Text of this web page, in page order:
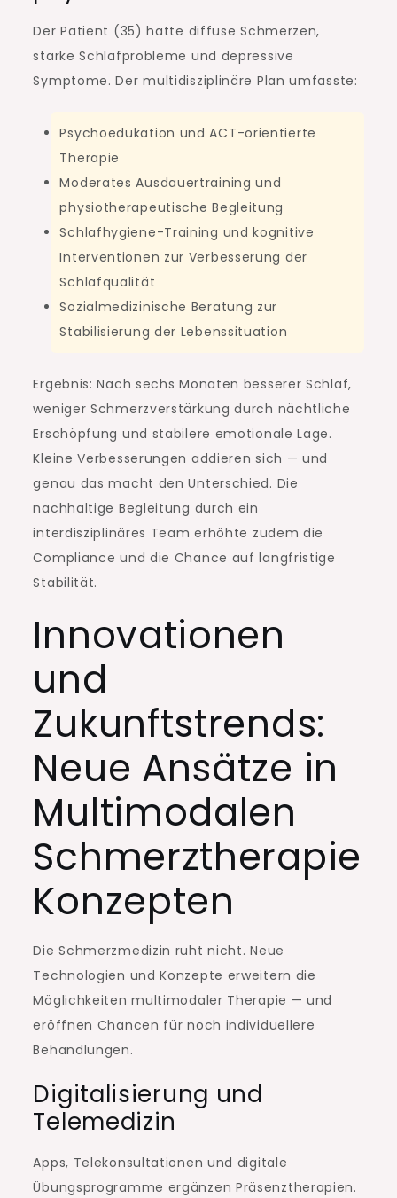
Der Patient (35) hatte diffuse Schmerzen,
starke Schlafprobleme und depressive
Symptome. Der multidisziplinäre Plan umfasste:
Psychoedukation und ACT-orientierte
Therapie
Moderates Ausdauertraining und
physiotherapeutische Begleitung
Schlafhygiene-Training und kognitive
Interventionen zur Verbesserung der
Schlafqualität
Sozialmedizinische Beratung zur
Stabilisierung der Lebenssituation
Ergebnis: Nach sechs Monaten besserer Schlaf,
weniger Schmerzverstärkung durch nächtliche
Erschöpfung und stabilere emotionale Lage.
Kleine Verbesserungen addieren sich — und
genau das macht den Unterschied. Die
nachhaltige Begleitung durch ein
interdisziplinäres Team erhöhte zudem die
Compliance und die Chance auf langfristige
Stabilität.
Innovationen
und
Zukunftstrends:
Neue Ansätze in
Multimodalen
Schmerztherapie
Konzepten
Die Schmerzmedizin ruht nicht. Neue
Technologien und Konzepte erweitern die
Möglichkeiten multimodaler Therapie — und
eröffnen Chancen für noch individuellere
Behandlungen.
Digitalisierung und
Telemedizin
Apps, Telekonsultationen und digitale
Übungsprogramme ergänzen Präsenztherapien.